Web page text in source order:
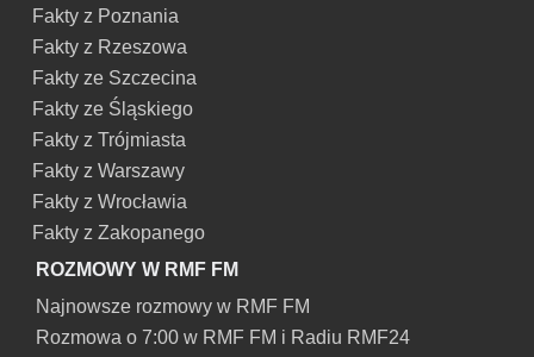
Fakty z Poznania
Fakty z Rzeszowa
Fakty ze Szczecina
Fakty ze Śląskiego
Fakty z Trójmiasta
Fakty z Warszawy
Fakty z Wrocławia
Fakty z Zakopanego
ROZMOWY W RMF FM
Najnowsze rozmowy w RMF FM
Rozmowa o 7:00 w RMF FM i Radiu RMF24